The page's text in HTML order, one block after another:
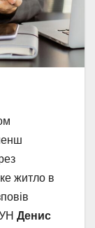
житло в
Денис